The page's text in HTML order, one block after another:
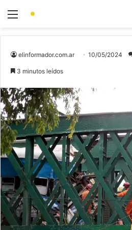
elinformador.com.ar 10/05/2024
3 minutos leídos